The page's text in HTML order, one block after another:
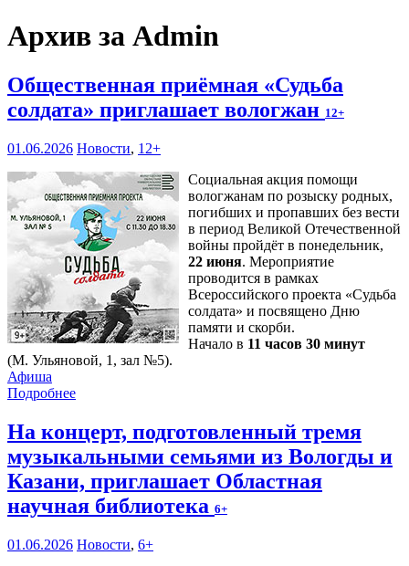
Архив за Admin
Общественная приёмная «Судьба
солдата» приглашает вологжан 12+
01.06.2026 Новости, 12+
Социальная акция помощи
вологжанам по розыску родных,
погибших и пропавших без вести
в период Великой Отечественной
войны пройдёт в понедельник,
22 июня. Мероприятие
проводится в рамках
Всероссийского проекта «Судьба
солдата» и посвящено Дню
памяти и скорби.
Начало в 11 часов 30 минут
(М. Ульяновой, 1, зал №5).
Афиша
Подробнее
На концерт, подготовленный тремя
музыкальными семьями из Вологды и
Казани, приглашает Областная
научная библиотека 6+
01.06.2026 Новости, 6+